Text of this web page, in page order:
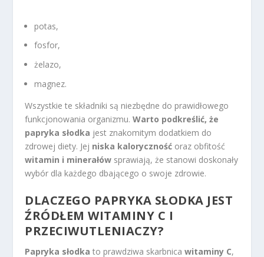
potas,
fosfor,
żelazo,
magnez.
Wszystkie te składniki są niezbędne do prawidłowego
funkcjonowania organizmu.Warto podkreślić, że
papryka słodka jest znakomitym dodatkiem do
zdrowej diety. Jej niska kaloryczność oraz obfitość
witamin i minerałów sprawiają, że stanowi doskonały
wybór dla każdego dbającego o swoje zdrowie.
DLACZEGO PAPRYKA SŁODKA JEST
ŹRÓDŁEM WITAMINY C I
PRZECIWUTLENIACZY?
Papryka słodka to prawdziwa skarbnicawitaminy C,